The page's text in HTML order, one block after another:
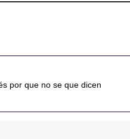
por que no se que dicen